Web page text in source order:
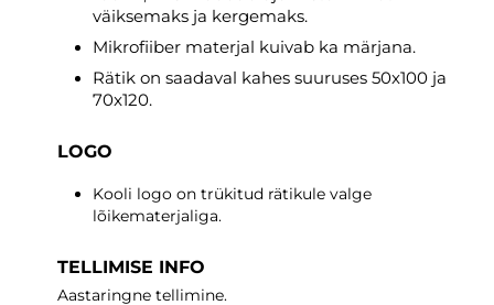
väiksemaks ja kergemaks.
Mikrofiiber materjal kuivab ka märjana.
Rätik on saadaval kahes suuruses 50x100 ja
70x120.
LOGO
Kooli logo on trükitud rätikule valge
lõikematerjaliga.
TELLIMISE INFO
Aastaringne tellimine.